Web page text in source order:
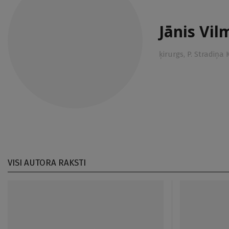
Jānis
ķirurgs, P.
VISI AUTORA RAKSTI